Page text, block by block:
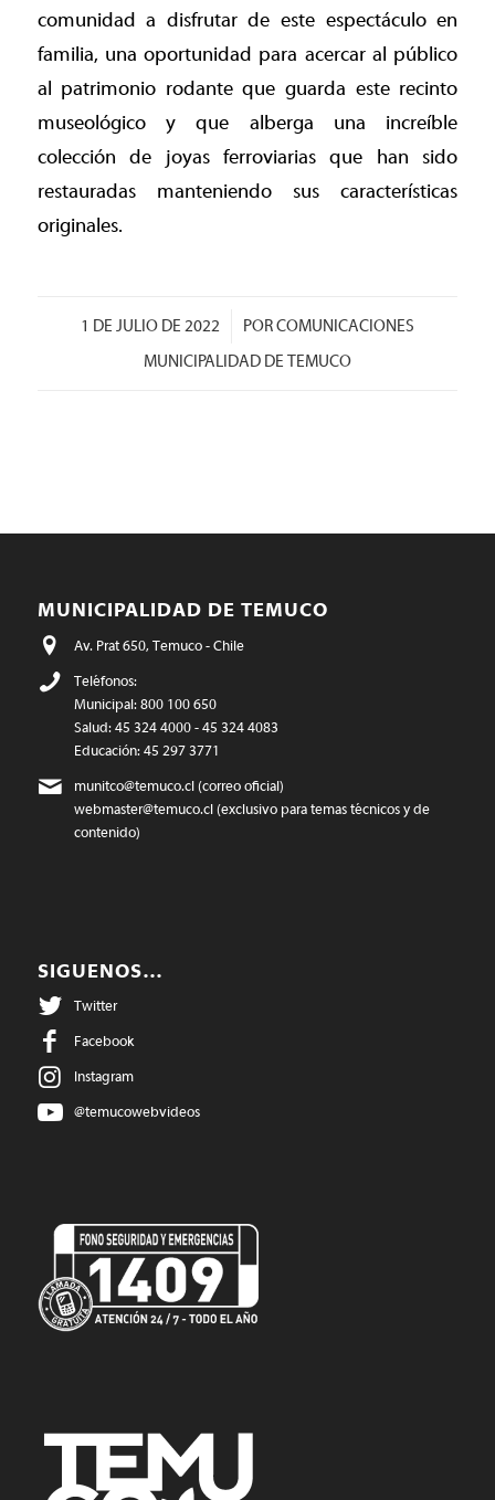
comunidad a disfrutar de este espectáculo en
familia, una oportunidad para acercar al público
al patrimonio rodante que guarda este recinto
museológico y que alberga una increíble
colección de joyas ferroviarias que han sido
restauradas manteniendo sus características
originales.
1 DE JULIO DE 2022
/ PORCOMUNICACIONES
MUNICIPALIDAD DE TEMUCO
MUNICIPALIDAD DE TEMUCO
Av. Prat 650, Temuco - Chile
Teléfonos:
Municipal: 800 100 650
Salud: 45 324 4000 - 45 324 4083
Educación: 45 297 3771
munitco@temuco.cl(correo oficial)
webmaster@temuco.cl(exclusivo para temas técnicos y de
contenido)
SIGUENOS…
Twitter
Facebook
Instagram
@temucowebvideos